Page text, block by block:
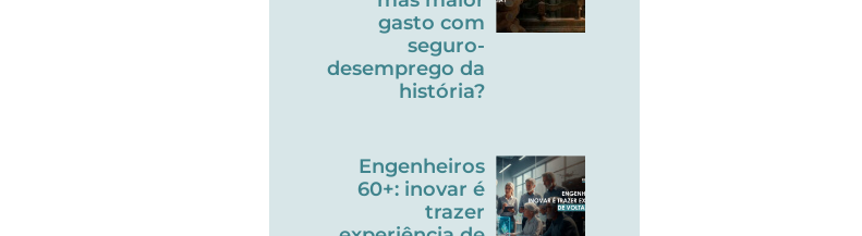
gasto com
seguro-
desemprego da
história?
Engenheiros
60+: inovar é
trazer